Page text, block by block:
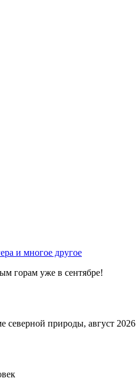
и многое другое
горам уже в сентябре!
северной природы, август 2026